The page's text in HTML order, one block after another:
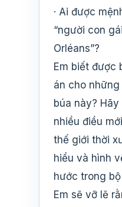
· Ai được
“người con
Orléans”?
Em biết được
án cho
búa này?
nhiều điều
thế giới thời
hiểu và hình
hước trong
Em sẽ vỡ lẽ